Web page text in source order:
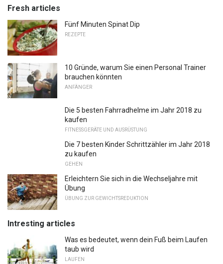
Fresh articles
Fünf Minuten Spinat Dip
REZEPTE
10 Gründe, warum Sie einen Personal Trainer
brauchen könnten
ANFÄNGER
Die 5 besten Fahrradhelme im Jahr 2018 zu
kaufen
FITNESSGERÄTE UND AUSRÜSTUNG
Die 7 besten Kinder Schrittzähler im Jahr 2018
zu kaufen
GEHEN
Erleichtern Sie sich in die Wechseljahre mit
Übung
ÜBUNG ZUR GEWICHTSREDUKTION
Intresting articles
Was es bedeutet, wenn dein Fuß beim Laufen
taub wird
LAUFEN